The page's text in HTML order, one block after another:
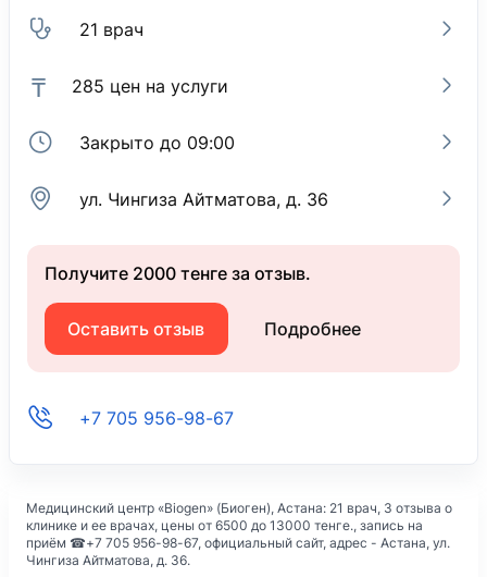
21 врач
₸ 285 цен на услуги
Закрыто до 09:00
ул. Чингиза Айтматова, д. 36
Получите 2000 тенге за отзыв.
Оставить отзыв Подробнее
+7 705 956-98-67
Медицинский центр «Biogen» (Биоген), Астана: 21 врач, 3 отзыва о
клинике и ее врачах, цены от 6500 до 13000 тенге., запись на
приём ☎+7 705 956-98-67, официальный сайт, адрес - Астана, ул.
Чингиза Айтматова, д. 36.